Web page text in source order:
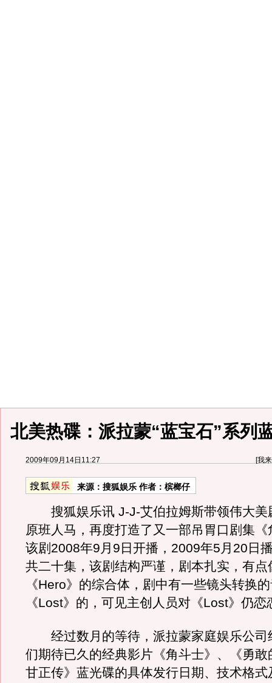
北美热碟：派拉蒙“蓝宝石”系列
2009年09月14日11:27 [我
来源： 搜狐娱乐作者：槟榔仔
搜狐娱乐讯 J-J-艾伯拉姆斯带领伟大美
原班人马，再度打造了又一部吊胃口剧集
该剧2008年9月9日开播，2009年5月20日
共二十集，该剧结构严谨，剧本扎实，有点
《Hero》的综合体，剧中有一些镜头转换
《Lost》的，可见主创人员对《Lost》仍恋
经过数月的等待，派拉蒙家庭娱乐公司
们期待已久的经典影片《角斗士》、《勇敢
甘正传》蓝光碟的具体发行日期、技术格式